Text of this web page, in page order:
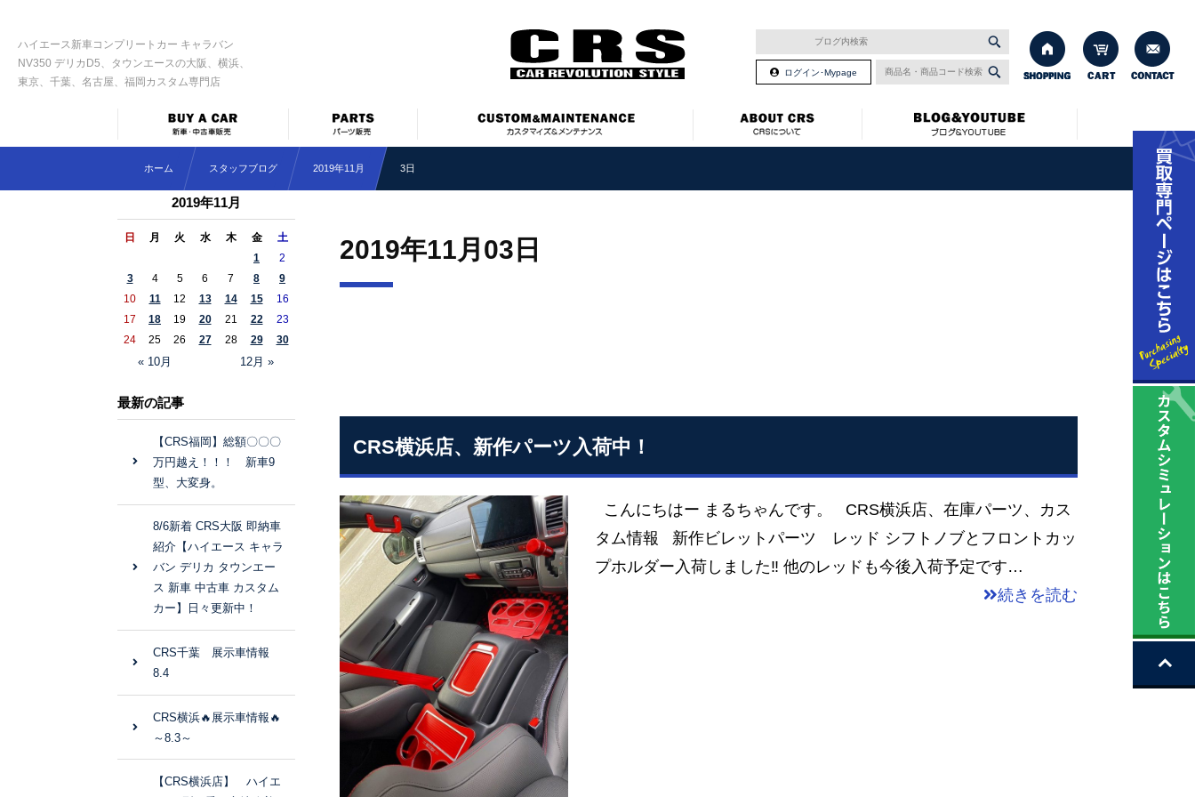
ハイエース新車コンプリートカー キャラバン
NV350 デリカD5、タウンエースの大阪、横浜、
東京、千葉、名古屋、福岡カスタム専門店
ログイン･Mypage
ホーム スタッフブログ 2019年11月 3日
2019年11月03日
CRS横浜店、新作パーツ入荷中！
こんにちはー まるちゃんです。 CRS横浜店、在庫パーツ、カス
タム情報 新作ビレットパーツ レッド シフトノブとフロントカッ
プホルダー入荷しました‼ 他のレッドも今後入荷予定です…
続きを読む
2019年11月
日 月 火 水 木 金 土
« 10月 12月 »
1
2
3
4 5 6 7 8
9
10
11 12 13 14 15
16
17
18 19 20 21 22
23
24
25 26 27 28 29 30
最新の記事
【CRS福岡】総額〇〇〇
万円越え！！！ 新車9
型、大変身。
8/6新着 CRS大阪 即納車
紹介【ハイエース キャラ
バン デリカ タウンエー
ス 新車 中古車 カスタム
カー】日々更新中！
CRS千葉 展示車情報
8.4
CRS横浜🔥展示車情報🔥
～8.3～
【CRS横浜店】 ハイエ